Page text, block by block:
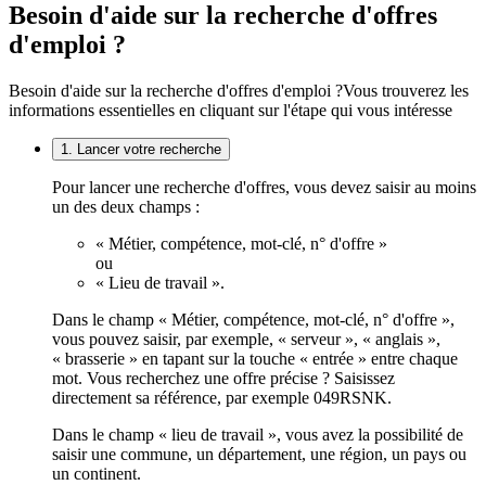
Besoin d'aide sur la recherche d'offres
d'emploi ?
Besoin d'aide sur la recherche d'offres d'emploi ?Vous trouverez les
informations essentielles en cliquant sur l'étape qui vous intéresse
1. Lancer votre recherche
Pour lancer une recherche d'offres, vous devez saisir au moins
un des deux champs :
« Métier, compétence, mot-clé, n° d'offre »
ou
« Lieu de travail ».
Dans le champ « Métier, compétence, mot-clé, n° d'offre »,
vous pouvez saisir, par exemple, « serveur », « anglais »,
« brasserie » en tapant sur la touche « entrée » entre chaque
mot. Vous recherchez une offre précise ? Saisissez
directement sa référence, par exemple 049RSNK.
Dans le champ « lieu de travail », vous avez la possibilité de
saisir une commune, un département, une région, un pays ou
un continent.